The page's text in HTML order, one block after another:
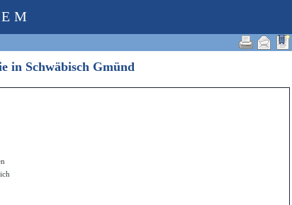
in Schwäbisch Gmünd